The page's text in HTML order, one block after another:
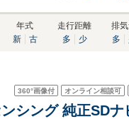
年式
新
古
走行距離
多
少
排
多
360°画像付 オンライン相談可
シング 純正SDナ